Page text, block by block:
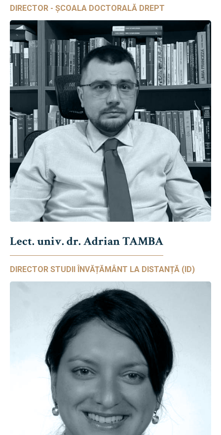
DIRECTOR - ȘCOALA DOCTORALĂ DREPT
Lect. univ. dr. Adrian TAMBA
DIRECTOR STUDII ÎNVĂȚĂMÂNT LA DISTANȚĂ (ID)